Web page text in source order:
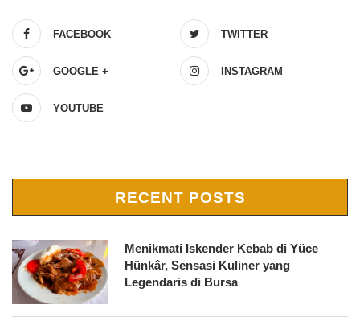
FACEBOOK TWITTER
GOOGLE + INSTAGRAM
YOUTUBE
RECENT POSTS
Menikmati Iskender Kebab di Yüce
Hünkâr, Sensasi Kuliner yang
Legendaris di Bursa